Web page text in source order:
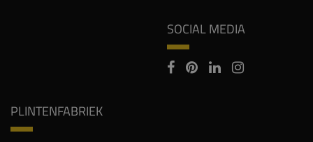
SOCIAL MEDIA
PLINTENFABRIEK